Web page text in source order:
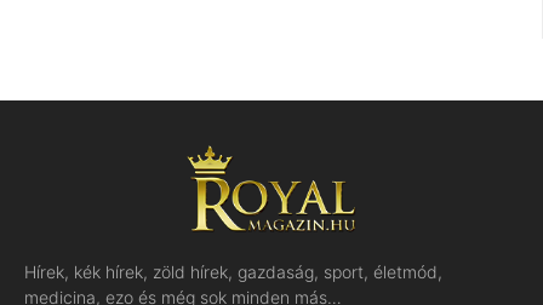
Hírek, kék hírek, zöld hírek, gazdaság, sport, életmód,
medicina, ezo és még sok minden más…